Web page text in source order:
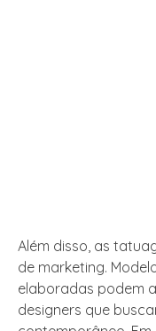
Além disso, as
de marketing.
elaboradas podem
designers que